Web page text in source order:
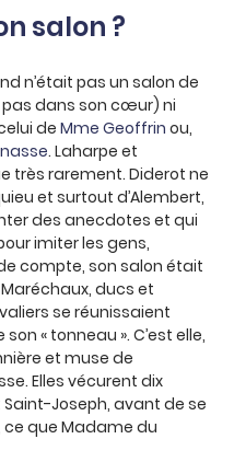
salon ?
n’était pas un salon de
pas dans son cœur) ni
deMme Geoffrin ou,
. Laharpe et
très rarement. Diderot ne
et surtout d’Alembert,
des anecdotes et qui
imiter les gens,
compte, son salon était
ducs et
se réunissaient
« tonneau ». C’est elle,
et muse de
Elles vécurent dix
Joseph, avant de se
ce que Madame du